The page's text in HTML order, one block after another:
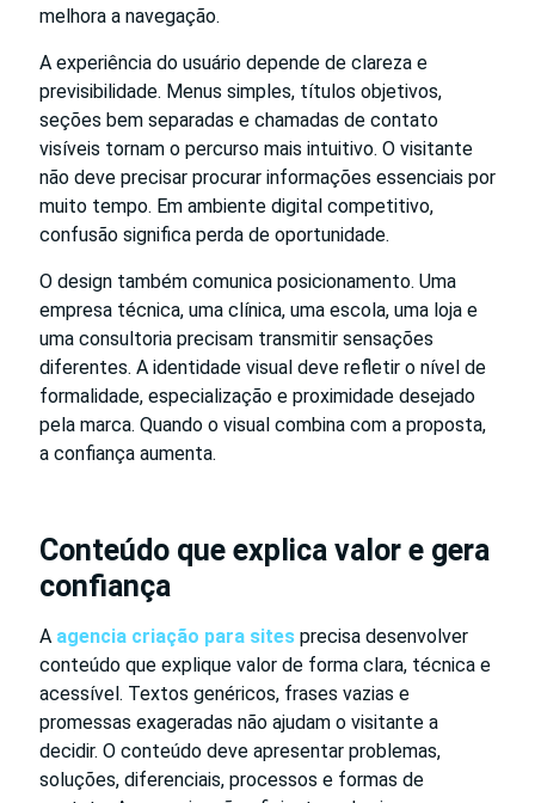
melhora a navegação.
A experiência do usuário depende de clareza e
previsibilidade. Menus simples, títulos objetivos,
seções bem separadas e chamadas de contato
visíveis tornam o percurso mais intuitivo. O visitante
não deve precisar procurar informações essenciais por
muito tempo. Em ambiente digital competitivo,
confusão significa perda de oportunidade.
O design também comunica posicionamento. Uma
empresa técnica, uma clínica, uma escola, uma loja e
uma consultoria precisam transmitir sensações
diferentes. A identidade visual deve refletir o nível de
formalidade, especialização e proximidade desejado
pela marca. Quando o visual combina com a proposta,
a confiança aumenta.
Conteúdo que explica valor e gera
confiança
A agencia criação para sites precisa desenvolver
conteúdo que explique valor de forma clara, técnica e
acessível. Textos genéricos, frases vazias e
promessas exageradas não ajudam o visitante a
decidir. O conteúdo deve apresentar problemas,
soluções, diferenciais, processos e formas de